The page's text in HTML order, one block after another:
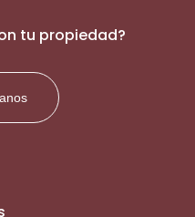
tu propiedad?